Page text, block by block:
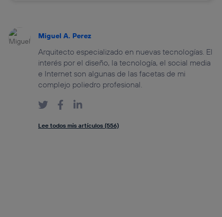
Miguel A. Perez
Arquitecto especializado en nuevas tecnologías. El
interés por el diseño, la tecnología, el social media
e Internet son algunas de las facetas de mi
complejo poliedro profesional.
Lee todos mis artículos (556)